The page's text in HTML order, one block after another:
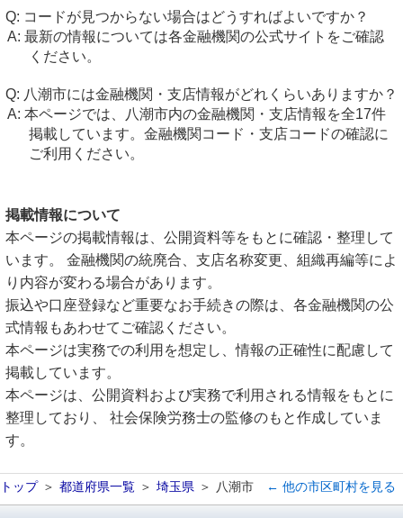
コードが見つからない場合はどうすればよいですか？
最新の情報については各金融機関の公式サイトをご確認
ください。
八潮市には金融機関・支店情報がどれくらいありますか？
本ページでは、八潮市内の金融機関・支店情報を全17件
掲載しています。金融機関コード・支店コードの確認に
ご利用ください。
掲載情報について
本ページの掲載情報は、公開資料等をもとに確認・整理して
います。 金融機関の統廃合、支店名称変更、組織再編等によ
り内容が変わる場合があります。
振込や口座登録など重要なお手続きの際は、各金融機関の公
式情報もあわせてご確認ください。
本ページは実務での利用を想定し、情報の正確性に配慮して
掲載しています。
本ページは、公開資料および実務で利用される情報をもとに
整理しており、 社会保険労務士の監修のもと作成していま
す。
トップ 都道府県一覧 埼玉県 八潮市 ← 他の市区町村を見る